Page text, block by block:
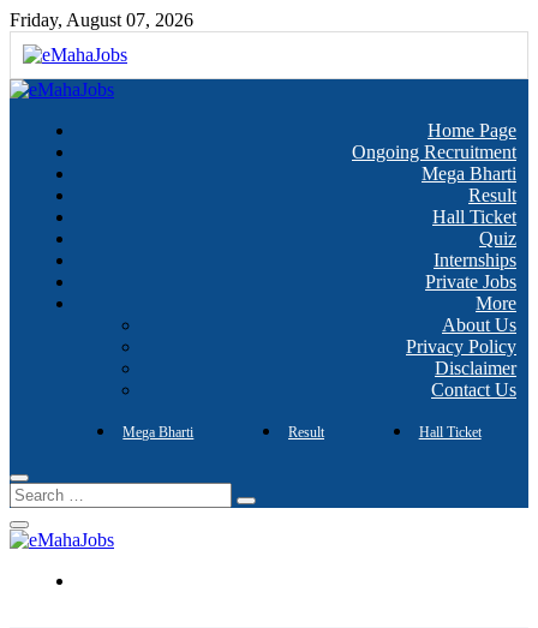
Skip
content
Friday, August 07, 2026
eMahaJobs
Every Job Matters!!!
Home Page
Ongoing Recruitment
Mega Bharti
Result
Hall Ticket
Quiz
Internships
Private Jobs
More
About Us
Privacy Policy
Disclaimer
Contact Us
Mega Bharti Result Hall Ticket
Search
…